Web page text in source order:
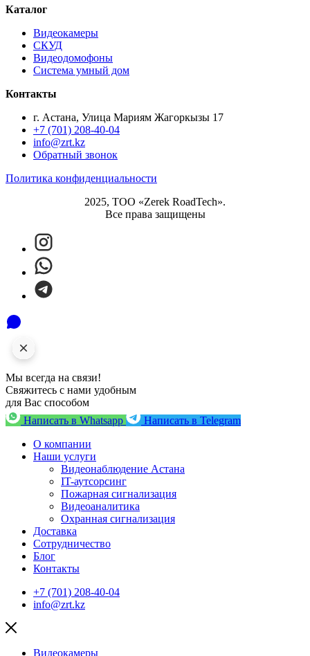
Каталог
Видеокамеры
СКУД
Видеодомофоны
Система умный дом
Контакты
г. Астана, Улица Мариям Жагоркызы 17
+7 (701) 208-40-04
info@zrt.kz
Обратный звонок
Политика конфиденциальности
2025, ТОО «Zerek RoadTech».
Все права защищены
Мы всегда на связи!
Свяжитесь с нами удобным
для Вас способом
Написать в Whatsapp
Написать в Telegram
О компании
Наши услуги
Видеонаблюдение Астана
IT-аутсорсинг
Пожарная сигнализация
Видеоаналитика
Охранная сигнализация
Доставка
Сотрудничество
Блог
Контакты
+7 (701) 208-40-04
info@zrt.kz
Видеокамеры